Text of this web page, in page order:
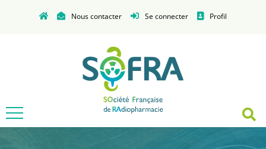
Nous contacter Se connecter Profil